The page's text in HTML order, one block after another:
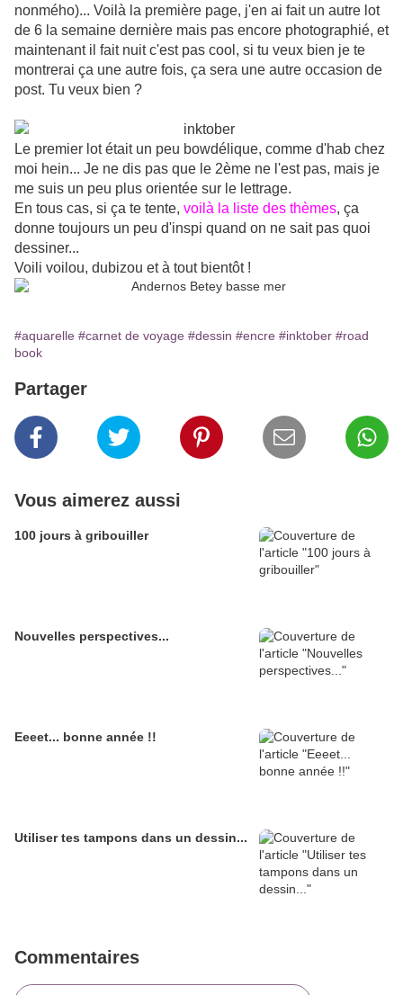
nonmého)... Voilà la première page, j'en ai fait un autre lot
de 6 la semaine dernière mais pas encore photographié, et
maintenant il fait nuit c'est pas cool, si tu veux bien je te
montrerai ça une autre fois, ça sera une autre occasion de
post. Tu veux bien ?
Le premier lot était un peu bowdélique, comme d'hab chez
moi hein... Je ne dis pas que le 2ème ne l'est pas, mais je
me suis un peu plus orientée sur le lettrage.
En tous cas, si ça te tente, voilà la liste des thèmes, ça
donne toujours un peu d'inspi quand on ne sait pas quoi
dessiner...
Voili voilou, dubizou et à tout bientôt !
#aquarelle #carnet de voyage #dessin #encre #inktober #road
book
Partager
Vous aimerez aussi
100 jours à gribouiller
Nouvelles perspectives...
Eeeet... bonne année !!
Utiliser tes tampons dans un dessin...
Commentaires